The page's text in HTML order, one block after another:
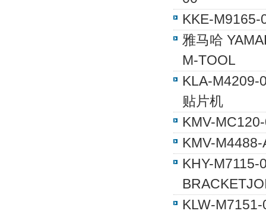
KKE-M9165-
雅马哈
M-TOOL
KLA-M4209-
贴片机
KMV-
KMV-
KHY-M7115-
KLW-